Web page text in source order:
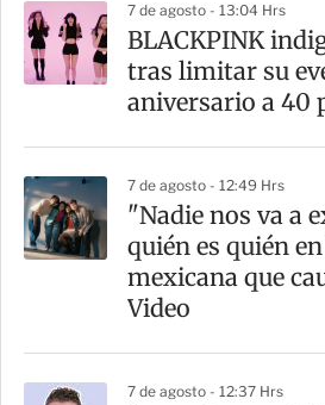
a
r
t
7 de agosto - 13:04 Hrs
BLACKPINK
tras limitar su
aniversario a 40
7 de agosto - 12:49 Hrs
"Nadie nos va a
quién es quién
mexicana que
Video
7 de agosto - 12:37 Hrs